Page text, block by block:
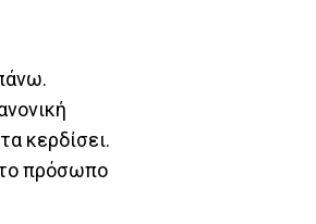
κερδίσει.
πρόσωπο